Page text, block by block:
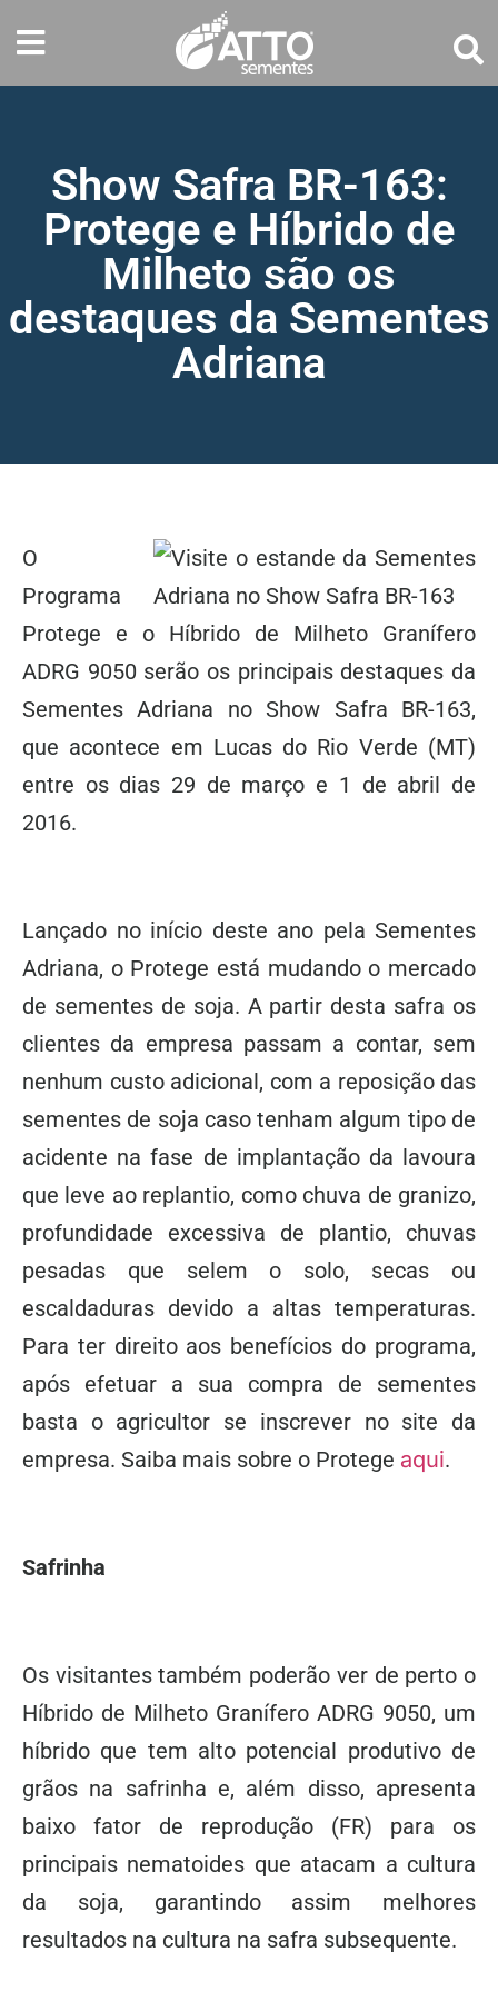
Show Safra BR-163:
Protege e Híbrido de
Milheto são os
destaques da Sementes
Adriana
O
Programa
Protege e o Híbrido de Milheto Granífero
ADRG 9050 serão os principais destaques da
Sementes Adriana no Show Safra BR-163,
que acontece em Lucas do Rio Verde (MT)
entre os dias 29 de março e 1 de abril de
2016.
Lançado no início deste ano pela Sementes
Adriana, o Protege está mudando o mercado
de sementes de soja. A partir desta safra os
clientes da empresa passam a contar, sem
nenhum custo adicional, com a reposição das
sementes de soja caso tenham algum tipo de
acidente na fase de implantação da lavoura
que leve ao replantio, como chuva de granizo,
profundidade excessiva de plantio, chuvas
pesadas que selem o solo, secas ou
escaldaduras devido a altas temperaturas.
Para ter direito aos benefícios do programa,
após efetuar a sua compra de sementes
basta o agricultor se inscrever no site da
empresa. Saiba mais sobre o Protege aqui.
Safrinha
Os visitantes também poderão ver de perto o
Híbrido de Milheto Granífero ADRG 9050, um
híbrido que tem alto potencial produtivo de
grãos na safrinha e, além disso, apresenta
baixo fator de reprodução (FR) para os
principais nematoides que atacam a cultura
da soja, garantindo assim melhores
resultados na cultura na safra subsequente.